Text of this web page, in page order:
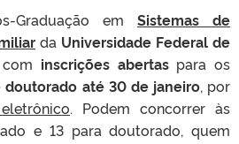
Graduação em Sistemas de
da Universidade Federal de
inscrições abertaspara os
doutorado até 30 de janeiro, por
. Podem concorrer às
e 13 para doutorado, quem